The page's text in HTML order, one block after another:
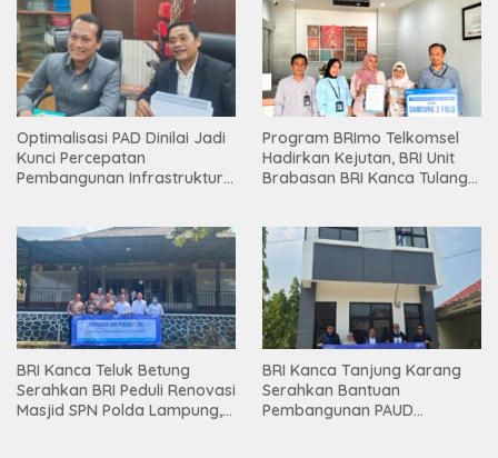
Optimalisasi PAD Dinilai Jadi
Kunci Percepatan
Pembangunan Infrastruktur
Program BRImo Telkomsel
Hadirkan Kejutan, BRI Unit
Brabasan BRI Kanca Tulang
Mesuji
BRI Kanca Teluk Betung
Serahkan BRI Peduli Renovasi
Masjid SPN Polda Lampung,
BRI Kanca Tanjung Karang
Serahkan Bantuan
Pembangunan PAUD